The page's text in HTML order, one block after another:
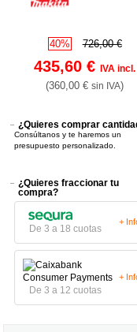
40% 726,00 €
435,60 €IVA incl.
(360,00 €sin IVA)
¿Quieres comprar
Consúltanos y te haremos un
presupuesto personalizado.
¿Quieres fraccionar tu
compra?
De 3 a 18 cuotas
+
De 3 a 12 cuotas
+